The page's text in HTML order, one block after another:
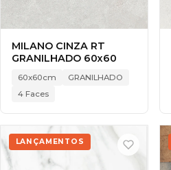
MILANO CINZA RT
GRANILHADO 60x60
60x60cm
GRANILHADO
4 Faces
LANÇAMENTOS